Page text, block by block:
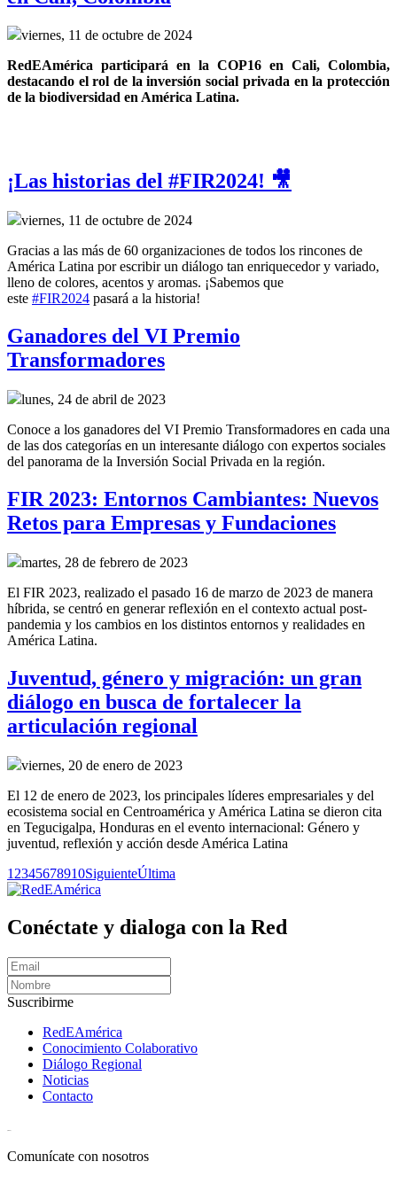
viernes, 11 de octubre de 2024
RedEAmérica participará en la COP16 en Cali, Colombia,
destacando el rol de la inversión social privada en la protección
de la biodiversidad en América Latina.
¡Las historias del #FIR2024! 🎥
viernes, 11 de octubre de 2024
Gracias a las más de 60 organizaciones de todos los rincones de
América Latina por escribir un diálogo tan enriquecedor y variado,
lleno de colores, acentos y aromas. ¡Sabemos que
este #FIR2024 pasará a la historia!
Ganadores del VI Premio
Transformadores
lunes, 24 de abril de 2023
Conoce a los ganadores del VI Premio Transformadores en cada una
de las dos categorías en un interesante diálogo con expertos sociales
del panorama de la Inversión Social Privada en la región.
FIR 2023: Entornos Cambiantes: Nuevos
Retos para Empresas y Fundaciones
martes, 28 de febrero de 2023
El FIR 2023, realizado el pasado 16 de marzo de 2023 de manera
híbrida, se centró en generar reflexión en el contexto actual post-
pandemia y los cambios en los distintos entornos y realidades en
América Latina.
Juventud, género y migración: un gran
diálogo en busca de fortalecer la
articulación regional
viernes, 20 de enero de 2023
El 12 de enero de 2023, los principales líderes empresariales y del
ecosistema social en Centroamérica y América Latina se dieron cita
en Tegucigalpa, Honduras en el evento internacional: Género y
juventud, reflexión y acción desde América Latina
1 2345678910SiguienteÚltima
Conéctate y dialoga con la Red
Suscribirme
RedEAmérica
Conocimiento Colaborativo
Diálogo Regional
Noticias
Contacto
Comunícate con nosotros